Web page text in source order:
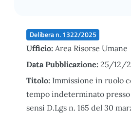
Delibera n. 1322/2025
Ufficio: Area Risorse Umane
Data Pubblicazione: 25/12/
Titolo: Immissione in ruolo
tempo indeterminato presso
sensi D.Lgs n. 165 del 30